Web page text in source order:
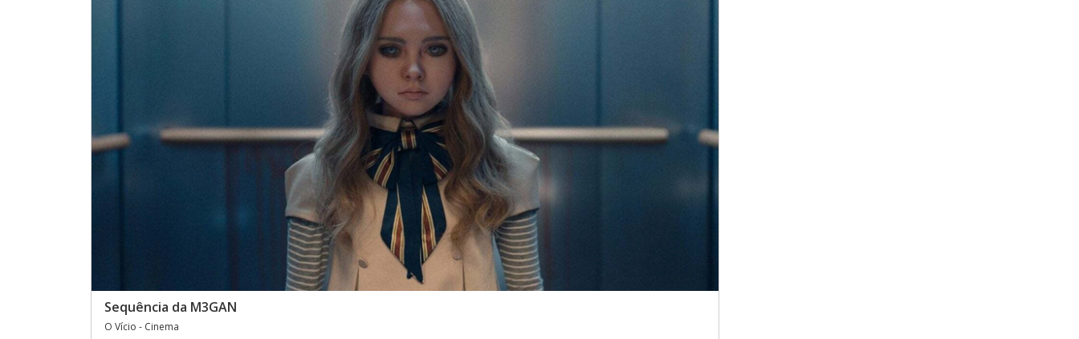
Sequência da M3GAN
O Vício - Cinema